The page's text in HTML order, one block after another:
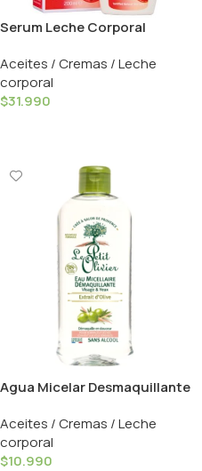
Serum Leche Corporal
250ml / Weleda
Aceites / Cremas / Leche
corporal
$31.990
Agua Micelar Desmaquillante
Olivier
Aceites / Cremas / Leche
corporal
$10.990